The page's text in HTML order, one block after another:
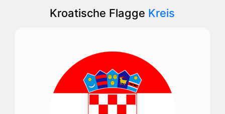
Kroatische Flagge Kreis